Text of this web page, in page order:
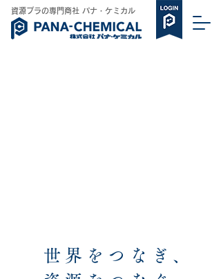
​資源プラの専門商社 パナ・ケミカル
世界をつなぎ、